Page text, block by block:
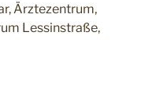
Ärztezentrum,
Lessinstraße,